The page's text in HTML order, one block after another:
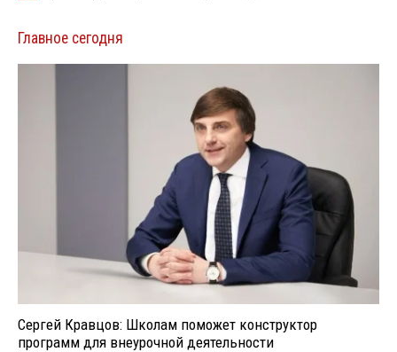
Главное сегодня
Сергей Кравцов: Школам поможет конструктор
программ для внеурочной деятельности